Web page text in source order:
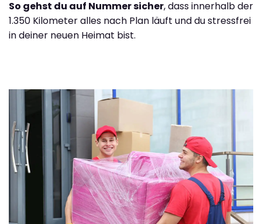
So gehst du auf Nummer sicher, dass innerhalb der
1.350 Kilometer alles nach Plan läuft und du stressfrei
in deiner neuen Heimat bist.